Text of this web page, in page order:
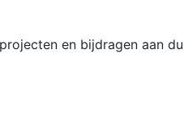
en bijdragen aan